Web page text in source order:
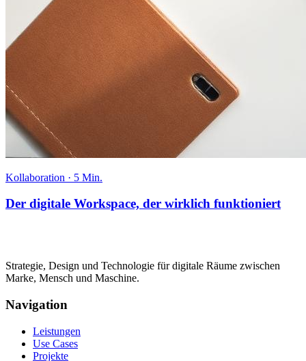
Kollaboration · 5 Min.
Der digitale Workspace, der wirklich funktioniert
Strategie, Design und Technologie für digitale Räume zwischen
Marke, Mensch und Maschine.
Navigation
Leistungen
Use Cases
Projekte